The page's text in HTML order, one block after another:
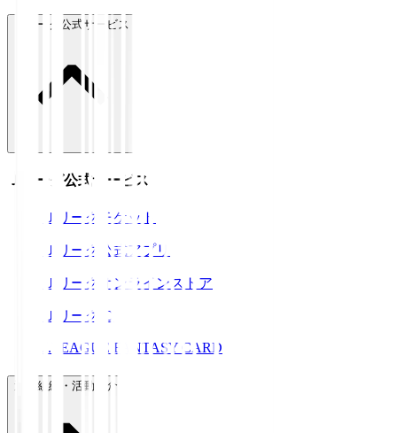
Ｊリーグ公式サービス
Ｊリーグ公式サービス
Ｊリーグチケット
Ｊリーグ公式アプリ
Ｊリーグオンラインストア
ＪリーグID
J.LEAGUE FANTASY CARD
運営組織・活動紹介